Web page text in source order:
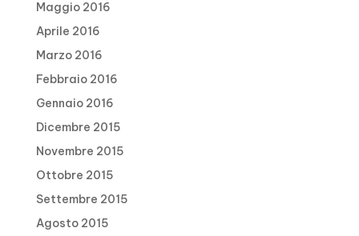
Maggio 2016
Aprile 2016
Marzo 2016
Febbraio 2016
Gennaio 2016
Dicembre 2015
Novembre 2015
Ottobre 2015
Settembre 2015
Agosto 2015